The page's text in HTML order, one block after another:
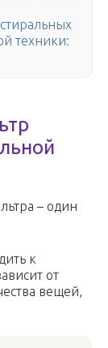
техники:
– один
к
от
вещей,